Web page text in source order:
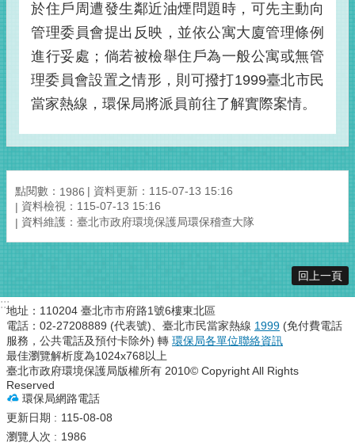
於住戶周遭發生鄰近油煙問題時，可先主動向
管理委員會提出反映，並依公寓大廈管理條例
進行妥處；倘若被檢舉住戶為一般公寓或無管
理委員會設置之情形，則可撥打1999臺北市民
當家熱線，環保局將派員前往了解實際案情。
點閱數： 1986
資料更新：115-07-13 15:16
資料檢視：115-07-13 15:16
資料維護：臺北市政府環境保護局環保稽查大隊
回上一頁
:::地址：110204 臺北市市府路1號6樓東北區
電話：02-27208889 (代表號)、臺北市民當家熱線 1999 (免付費電話
服務，公共電話及預付卡除外) 轉 環保局各單位聯絡資訊
最佳瀏覽解析度為1024x768以上
臺北市政府環境保護局版權所有 2010© Copyright All Rights
Reserved
環保局網路電話
更新日期
115-08-08
瀏覽人次
1986